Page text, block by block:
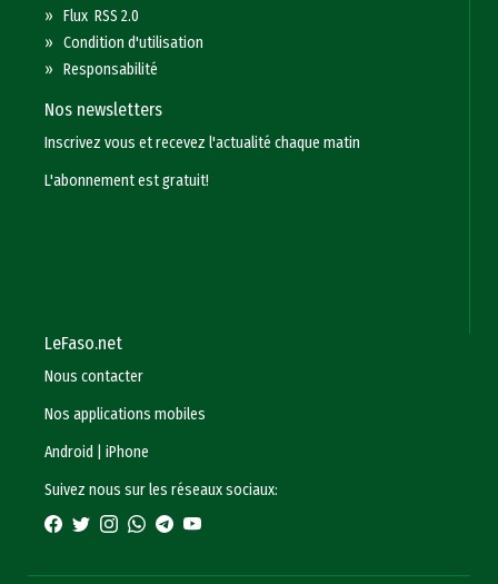
»Flux RSS 2.0
»Condition d'utilisation
»Responsabilité
Nos newsletters
Inscrivez vous et recevez l'actualité chaque matin
L'abonnement est gratuit!
LeFaso.net
Nous contacter
Nos applications mobiles
Android
|iPhone
Suivez nous sur les réseaux sociaux: